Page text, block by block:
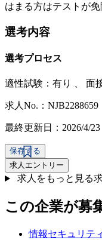
はまる方はテストが免
選考内容
選考プロセス
適性試験： 有り 面
求人No.：NJB2288659
最終更新日：2026/4/23
保存する
求人エントリー
求人をもっと見る
この企業が募
情報セキュリテ